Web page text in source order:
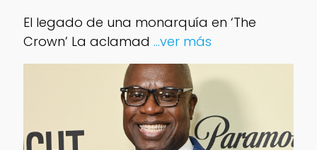
El legado de una monarquía en ‘The
Crown’ La aclamad ...ver más